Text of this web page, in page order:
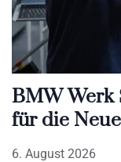
BMW Werk
für die
6. August 2026